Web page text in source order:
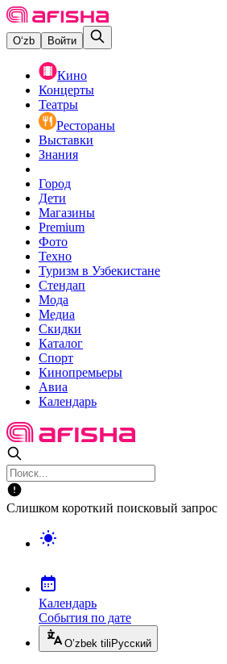
O‘zb Войти
Кино
Концерты
Театры
Рестораны
Выставки
Знания
Город
Дети
Магазины
Premium
Фото
Техно
Туризм в Узбекистане
Стендап
Мода
Медиа
Скидки
Каталог
Спорт
Кинопремьеры
Авиа
Календарь
Слишком короткий поисковый запрос
Календарь
События по дате
O’zbek tili Русский